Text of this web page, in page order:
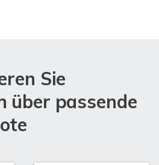
Sie
über passende